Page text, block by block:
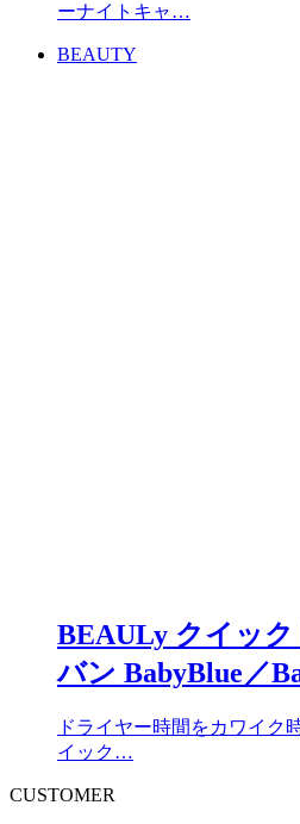
ーナイトキャ…
BEAUTY
BEAULy クイッ
バン BabyBlue／
ドライヤー時間をカワイク
イック…
CUSTOMER